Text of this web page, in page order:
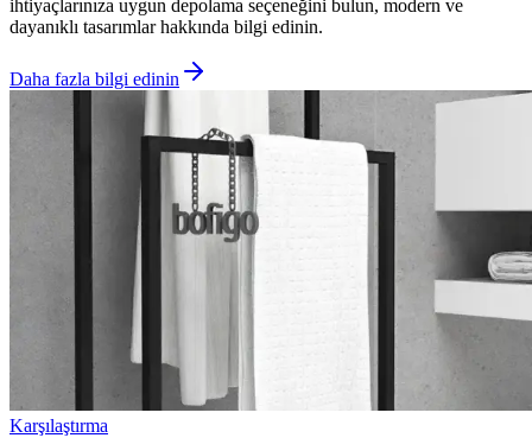
ihtiyaçlarınıza uygun depolama seçeneğini bulun, modern ve
dayanıklı tasarımlar hakkında bilgi edinin.
Daha fazla bilgi edinin
Karşılaştırma